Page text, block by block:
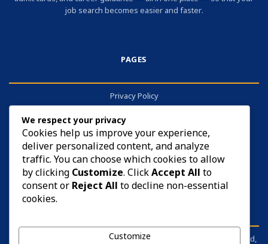
job search becomes easier and faster.
PAGES
Privacy Policy
Contact
Cookies
sarkariyojana.info is not affiliated with any government body, board,
We respect your privacy
Cookies help us improve your experience,
deliver personalized content, and analyze
traffic. You can choose which cookies to allow
by clicking Customize. ClickAccept All to
consent or Reject All to decline non-essential
cookies.
Customize